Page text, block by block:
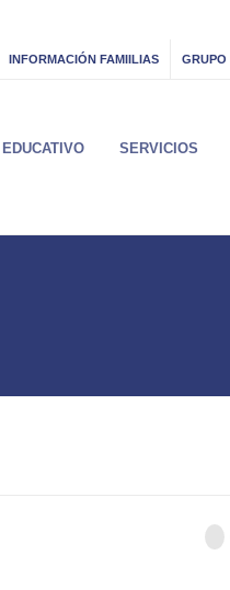
INFORMACIÓN FAMIILIAS GRUPO
SERVICIOS